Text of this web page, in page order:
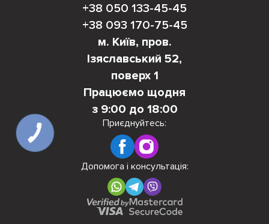
+38 050 133-45-45
+38 093 170-75-45
м. Київ, пров.
Ізяславський 52,
поверх 1
Працюємо щодня
з 9:00 до 18:00
Приєднуйтесь:
Допомога і консультація:
КНОПКА
ЗВ'ЯЗКУ